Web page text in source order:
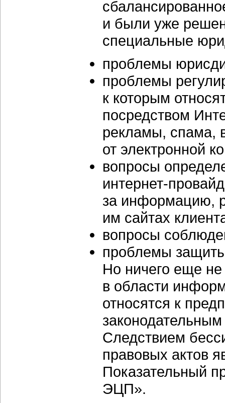
и были уже
специальные
проблемы
проблемы
к которым
посредством
рекламы, спама,
от электронной
вопросы
интернет-
за информацию,
им сайтах
вопросы
проблемы
Но ничего еще
в области
относятся к
Следствием
правовых актов
Показательный
ЭЦП».